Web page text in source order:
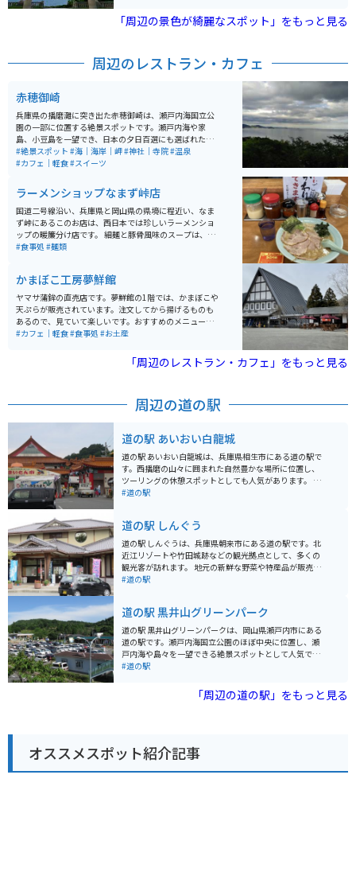
って建つ鳥居が特徴的で、特に瀬戸内海の美しい景色と
調和した風景がとても幻想的です。また、周囲には赤穂
「周辺の景色が綺麗なスポット」をもっと見る
周辺のレストラン・カフェ
赤穂御崎
兵庫県の播磨灘に突き出た赤穂御崎は、瀬戸内海国立公
園の一部に位置する絶景スポットです。瀬戸内海や家
島、小豆島を一望でき、日本の夕日百選にも選ばれた美
しい夕景が魅力。周辺には温泉旅館やカフェ、ガラス工
房が並ぶ「きらきら坂」などおしゃれなスポットも多
は、夕暮れ時の絶景散策も楽しめます。海沿いの国道25
0号線「はりまシーサイドロード」はツーリングにも最
適で、駐車場も灯台周辺や沿岸施設に整備されています
が、道幅の狭い区間では走行に注意が必要です。
#絶景スポット #海｜海岸｜岬#神社｜寺院#温泉
#カフェ｜軽食#スイーツ
ラーメンショップなまず峠店
国道二号線沿い、兵庫県と岡山県の県境に程近い、なま
ず峠にあるこのお店は、西日本では珍しいラーメンショ
ップの暖簾分け店です。 細麺と豚骨風味のスープは、ラ
ーショーならではの定番の美味しさです。ネギラーメン
#食事処 #麺類
かまぼこ工房夢鮮館
ヤマサ蒲鉾の直売店です。夢鮮館の1階では、かまぼこや
天ぷらが販売されています。注文してから揚げるものも
あるので、見ていて楽しいです。おすすめのメニューは
城下町ドッグ（チーカマドッグ）です。また、2階には休
おすすめは外のベンチです。近くに花畑があるので、眺
めながら食べると気持ちが良いです。
#カフェ｜軽食#食事処 #お土産
「周辺のレストラン・カフェ」をもっと見る
周辺の道の駅
道の駅 あいおい白龍城
道の駅 あいおい白龍城は、兵庫県相生市にある道の駅で
す。西播磨の山々に囲まれた自然豊かな場所に位置し、
ツーリングの休憩スポットとしても人気があります。 施
設内には、地元産の新鮮な野菜や果物、加工品などを販
された天守閣からは、相生市内を一望できます。春には
桜の名所としても知られており、多くの花見客で賑わい
ます。 バイクで訪れる際は、道の駅に隣接する駐車場を
利用できます。周辺には、相生湾や播磨灘を望む海岸線
など、ツーリングに最適なルートもたくさんあります。
#道の駅
道の駅 しんぐう
道の駅 しんぐうは、兵庫県朝来市にある道の駅です。北
近江リゾートや竹田城跡などの観光拠点として、多くの
観光客が訪れます。 地元の新鮮な野菜や特産品が販売さ
れているほか、レストランでは但馬牛や猪肉などの地元
すめです。風光明媚な景色を楽しみながら、ツーリング
を楽しむことができます。また、道の駅 しんぐうには、
バイクスタンドや休憩スペースも用意されているので、
安心して休憩することができます。 周辺には、竹田城跡
や生野銀山など、歴史的な観光スポットも点在していま
#道の駅
道の駅 黒井山グリーンパーク
道の駅 黒井山グリーンパークは、岡山県瀬戸内市にある
道の駅です。瀬戸内海国立公園のほぼ中央に位置し、瀬
戸内海や島々を一望できる絶景スポットとして人気で
す。 標高278mの黒井山山頂に位置し、展望台からは36
には、遠く四国山脈まで見渡せることもあります。 道の
駅には、地元の特産品を販売する売店やレストラン、宿
っているので、運転には注意が必要です。しかし、その
分、山頂からの景色は格別です。 瀬戸内市の特産品とし
ては、オリーブ、レモン、ブドウなどの果物や、牡蠣、
#道の駅
「周辺の道の駅」をもっと見る
オススメスポット紹介記事